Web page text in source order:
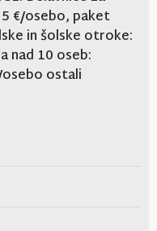
€/osebo, paket
in šolske otroke:
nad 10 oseb:
ostali